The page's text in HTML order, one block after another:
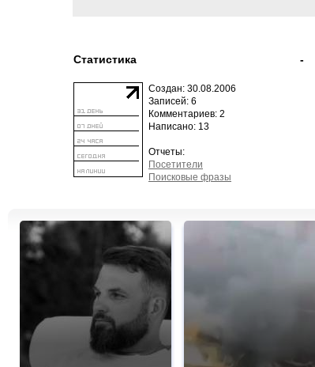
-
Статистика
Создан: 30.08.2006
Записей: 6
Комментариев: 2
Написано: 13
Отчеты:
Посетители
Поисковые фразы